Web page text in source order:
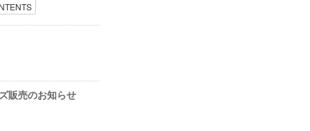
販売のお知らせ